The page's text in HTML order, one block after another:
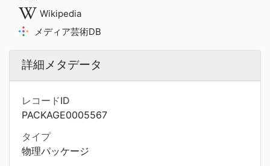
Wikipedia
メディア芸術DB
詳細メタデータ
レコードID
PACKAGE0005567
タイプ
物理パッケージ